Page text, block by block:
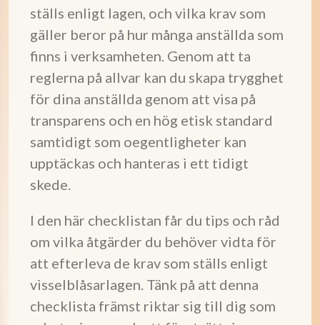
ställs enligt lagen, och vilka krav som
gäller beror på hur många anställda som
finns i verksamheten. Genom att ta
reglerna på allvar kan du skapa trygghet
för dina anställda genom att visa på
transparens och en hög etisk standard
samtidigt som oegentligheter kan
upptäckas och hanteras i ett tidigt
skede.
I den här checklistan får du tips och råd
om vilka åtgärder du behöver vidta för
att efterleva de krav som ställs enligt
visselblåsarlagen. Tänk på att denna
checklista främst riktar sig till dig som